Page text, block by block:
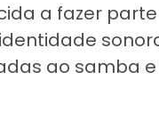
a fazer
ao samba